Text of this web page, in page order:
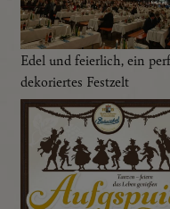
Edel und feierlich, ein
dekoriertes Festzelt
Essenzielle Cookies
Funktionen und sind
Website dringend
Spracheinstellungen